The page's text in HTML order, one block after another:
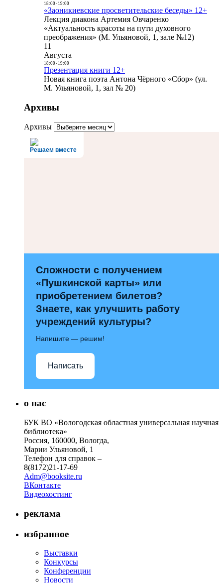
18:00- 19:00
«Заоникиевские просветительские беседы» 12+
Лекция диакона Артемия Овчаренко
«Актуальность красоты на пути духовного
преображения» (М. Ульяновой, 1, зале №12)
11
Августа
18:00- 19:00
Презентация книги 12+
Новая книга поэта Антона Чёрного «Сбор» (ул.
М. Ульяновой, 1, зал № 20)
Архивы
Архивы
Решаем вместе
Сложности с получением
«Пушкинской карты» или
приобретением билетов?
Знаете, как улучшить работу
учреждений культуры?
Напишите — решим!
Написать
о нас
БУК ВО «Вологодская областная универсальная научная
библиотека»
Россия, 160000, Вологда,
Марии Ульяновой, 1
Телефон для справок –
8(8172)21-17-69
Adm@booksite.ru
ВКонтакте
Видеохостинг
реклама
избранное
Выставки
Конкурсы
Конференции
Новости